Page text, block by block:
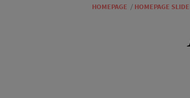
HOMEPAGE / HOMEPAGE